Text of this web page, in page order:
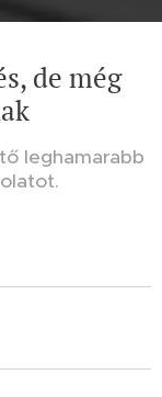
de még
leghamarabb